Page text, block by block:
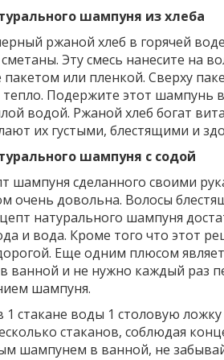
шампуня из хлеба
ржаной хлеб в горячей
Эту смесь нанесите на
пакетом или пленкой. Сверху
тепло. Подержите этот шампунь
водой. Ржаной хлеб богат
их густыми, блестящими и
шампуня с содой
шампуня сделанного своими
очень довольна. Волосы
натурального шампуня
и вода. Кроме того что этот
Еще одним плюсом
ванной и не нужно каждый раз
шампуня.
1 стакане воды 1 столовую
стаканов, соблюдая
шампунем в ванной, не